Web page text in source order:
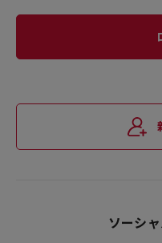
ソーシ